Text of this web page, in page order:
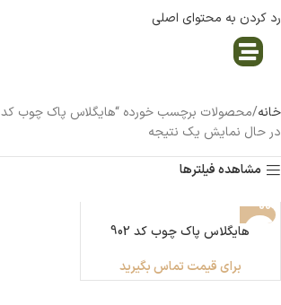
رد کردن به محتوای اصلی
خانه محصولات برچسب خورده “هایگلاس پاک چوب کد 902”
در حال نمایش یک نتیجه
مشاهده فیلترها
هایگلاس پاک چوب کد 902
برای قیمت تماس بگیرید